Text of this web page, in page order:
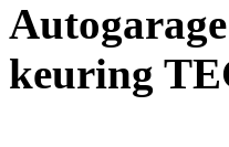
keuring